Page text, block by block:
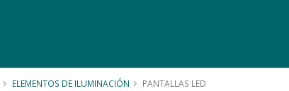
ELEMENTOS DE ILUMINACIÓN PANTALLAS LED